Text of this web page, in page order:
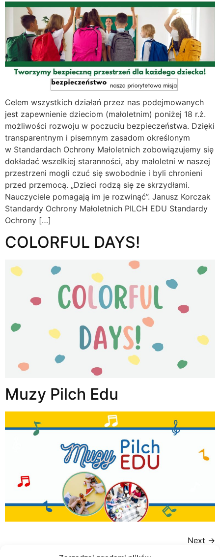
Celem wszystkich działań przez nas podejmowanych
jest zapewnienie dzieciom (małoletnim) poniżej 18 r.ż.
możliwości rozwoju w poczuciu bezpieczeństwa. Dzięki
transparentnym i pisemnym zasadom określonym
w Standardach Ochrony Małoletnich zobowiązujemy się
dokładać wszelkiej staranności, aby małoletni w naszej
przestrzeni mogli czuć się swobodnie i byli chronieni
przed przemocą. „Dzieci rodzą się ze skrzydłami.
Nauczyciele pomagają im je rozwinąć”. Janusz Korczak
Standardy Ochrony Małoletnich PILCH EDU Standardy
Ochrony […]
COLORFUL DAYS!
Muzy Pilch Edu
Next →